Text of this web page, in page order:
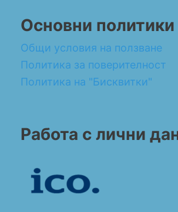
Основни политики
Общи условия на ползване
Политика за поверителност
Политика на "Бисквитки"
Работа с лични